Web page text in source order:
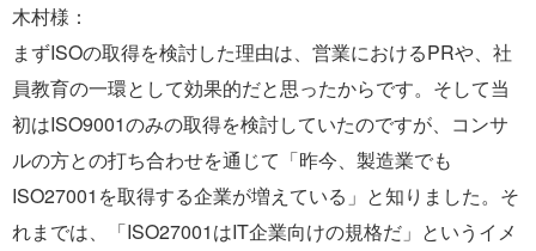
木村様：
まずISOの取得を検討した理由は、営業におけるPRや、社
員教育の一環として効果的だと思ったからです。そして当
初はISO9001のみの取得を検討していたのですが、コンサ
ルの方との打ち合わせを通じて「昨今、製造業でも
ISO27001を取得する企業が増えている」と知りました。そ
れまでは、「ISO27001はIT企業向けの規格だ」というイメ